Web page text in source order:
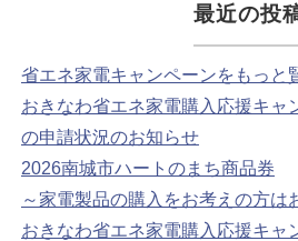
最近の投
省エネ家電キャンペーンをもっと
おきなわ省エネ家電購入応援キャ
の申請状況のお知らせ
2026南城市ハートのまち商品券
～家電製品の購入をお考えの方は
おきなわ省エネ家電購入応援キャ